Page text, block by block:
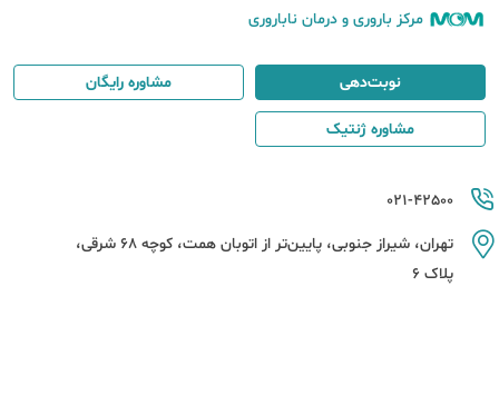
مرکز باروری و درمان ناباروری
021-42500
تهران، شیراز جنوبی، پایین‌تر از اتوبان همت، کوچه 68 شرقی،
پلاک 6
نوبت‌دهی مشاوره رایگان
مشاوره ژنتیک